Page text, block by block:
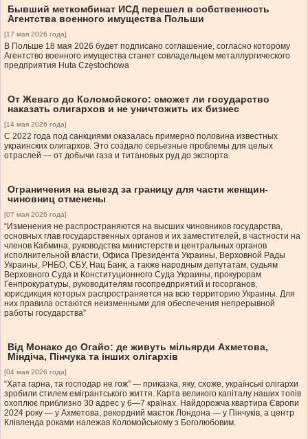
Бывший меткомбинат ИСД перешел в собственность
Агентства военного имущества Польши
[17 мая 2026 года]
В Польше 18 мая 2026 будет подписано соглашение, согласно которому
Агентство военного имущества станет совладельцем металлургического
предприятия Huta Częstochowa
От Жеваго до Коломойского: сможет ли государство
наказать олигархов и не уничтожить их бизнес
[14 мая 2026 года]
С 2022 года под санкциями оказалась примерно половина известных
украинских олигархов. Это создало серьезные проблемы для целых
отраслей — от добычи газа и титановых руд до экспорта.
Ограничения на выезд за границу для части женщин-
чиновниц отменены
[07 мая 2026 года]
“Изменения не распространяются на высших чиновников государства,
основных глав государственных органов и их заместителей, в частности на
членов Кабмина, руководства министерств и центральных органов
исполнительной власти, Офиса Президента Украины, Верховной Рады
Украины, РНБО, СБУ, Нац Банк, а также народным депутатам, судьям
Верховного Суда и Конституционного Суда Украины, прокурорам
Генпрокуратуры, руководителям госопредприятий и госорганов,
юрисдикция которых распространяется на всю территорию Украины. Для
них правила остаются неизменными для обеспечения непрерывной
работы государства”
Від Монако до Огайо: де живуть мільярди Ахметова,
Міндіча, Пінчука та інших олігархів
[04 мая 2026 года]
“Хата гарна, та господар не гож” — приказка, яку, схоже, українські олігархи
зробили стилем емігрантського життя. Карта великого капіталу наших топів
охоплює приблизно 30 адрес у 6—7 країнах. Найдорожча квартира Європи
2024 року — у Ахметова, рекордний маєток Лондона — у Пінчуків, а центр
Клівленда роками належав Коломойському з Боголюбовим.